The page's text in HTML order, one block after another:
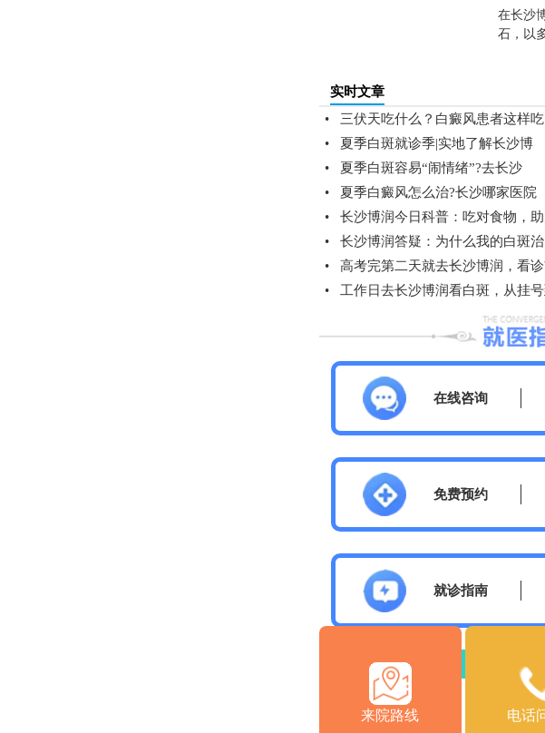
在长沙
石，以
实时文章
• 三伏天吃什么？白癜风患者这样
•
夏季白斑就诊季|实地了解长沙博
•
夏季白斑容易“闹情绪”?去长沙
•
夏季白癜风怎么治?长沙哪家医院
•
长沙博润今日科普：吃对食物，
•
长沙博润答疑：为什么我的白斑治
•
高考完第二天就去长沙博润，看
•
工作日去长沙博润看白斑，从挂号
在线咨询
免费预约
就诊指南
医院介绍 医院
医院地址
来院路线 电话